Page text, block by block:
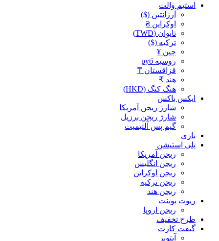
استیم والت
آرژانتین ($)
اوکراین ₴
تایوان (TWD)
ترکیه ($)
چین ¥
روسیه руб
قزاقستان ₸
هند ₹
هنگ کنگ (HKD)
ایکس باکس
شارژ ریجن آمریکا
شارژ ریجن برزیل
گیم پس آلتیمیت
بازی
پلی استیشن
ریجن آمریکا
ریجن انگلیس
ریجن اوکراین
ریجن ترکیه
ریجن هند
ریوت پوینت
ریجن اروپا
طرح تخفیف
گیفت کارت
آیتونز